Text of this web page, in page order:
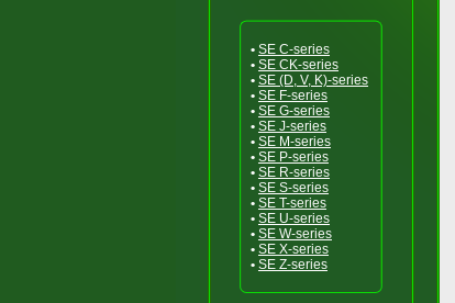
• SE C-series
• SE CK-series
• SE (D, V, K)-series
• SE F-series
• SE G-series
• SE J-series
• SE M-series
• SE P-series
• SE R-series
• SE S-series
• SE T-series
• SE U-series
• SE W-series
• SE X-series
• SE Z-series